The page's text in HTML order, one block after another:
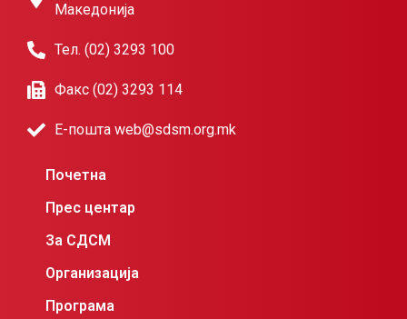
Македонија
Тел. (02) 3293 100
Факс (02) 3293 114
Е-пошта web@sdsm.org.mk
Почетна
Прес центар
За СДСМ
Организација
Програма